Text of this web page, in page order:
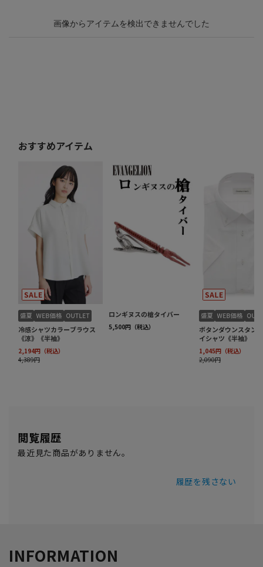
閲覧履歴
最近見た商品がありません。
履歴を残さない
INFORMATION